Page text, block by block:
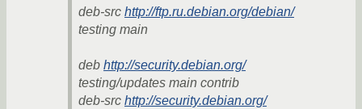
deb-src http://ftp.ru.debian.org/debian/
testing main
deb http://security.debian.org/
testing/updates main contrib
deb-src http://security.debian.org/